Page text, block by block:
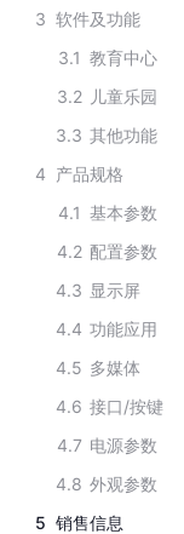
3 软件及功能
3.1 教育中心
3.2 儿童乐园
3.3 其他功能
4 产品规格
4.1 基本参数
4.2 配置参数
4.3 显示屏
4.4 功能应用
4.5 多媒体
4.6 接口/按键
4.7 电源参数
4.8 外观参数
5 销售信息